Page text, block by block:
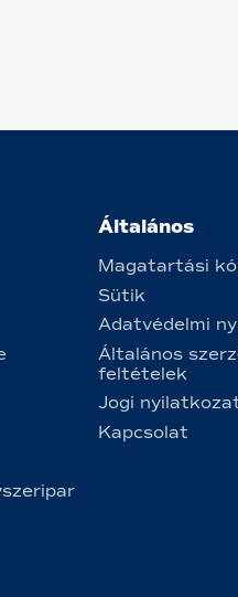
Általános
Magatartási
Sütik
Adatvédelmi
Általános
feltételek
Jogi
Kapcsolat